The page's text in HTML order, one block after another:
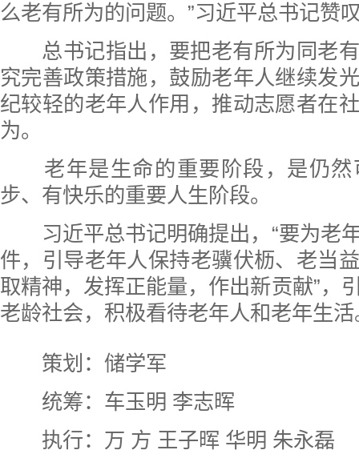
么老有所为的问题。”习近平总书记赞
总书记指出，要把老有所为同老有
究完善政策措施，鼓励老年人继续发
纪较轻的老年人作用，推动志愿者在
为。
老年是生命的重要阶段，是仍然
步、有快乐的重要人生阶段。
习近平总书记明确提出，“要为老
件，引导老年人保持老骥伏枥、老当
取精神，发挥正能量，作出新贡献”，
老龄社会，积极看待老年人和老年生活
策划：储学军
统筹：车玉明 李志晖
执行：万 方 王子晖 华明 朱永磊